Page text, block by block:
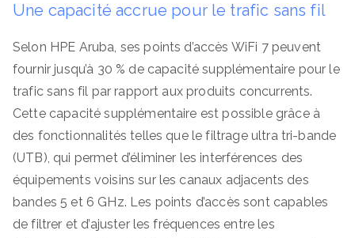
Une capacité accrue pour le trafic sans fil
Selon HPE Aruba, ses points d’accès WiFi 7 peuvent
fournir jusqu’à 30 % de capacité supplémentaire pour le
trafic sans fil par rapport aux produits concurrents.
Cette capacité supplémentaire est possible grâce à
des fonctionnalités telles que le filtrage ultra tri-bande
(UTB), qui permet d’éliminer les interférences des
équipements voisins sur les canaux adjacents des
bandes 5 et 6 GHz. Les points d’accès sont capables
de filtrer et d’ajuster les fréquences entre les